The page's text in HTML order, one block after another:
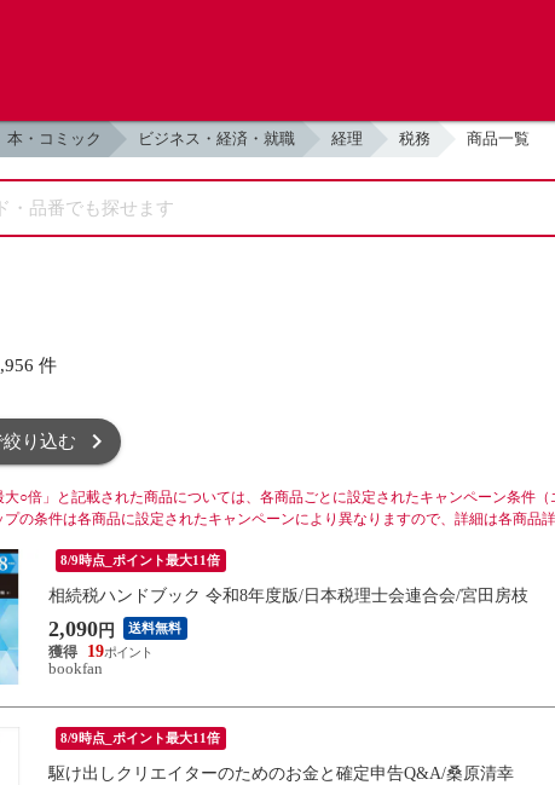
本・コミック ビジネス・経済・就職 経理 税務 商品一覧
件
り込む
大○倍」と記載された商品については、各商品ごとに設定されたキャンペーン条件
の条件は各商品に設定されたキャンペーンにより異なりますので、詳細は各商品
8/9時点_ポイント最大11倍
相続税ハンドブック 令和8年度版/日本税理士会連合会/宮田房枝
2,090 円 送料無料
19
bookfan
8/9時点_ポイント最大11倍
駆け出しクリエイターのためのお金と確定申告Q&A/桑原清幸